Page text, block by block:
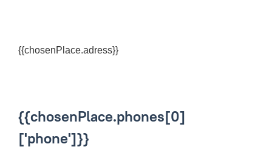
{{chosenPlace.phones[0]
['phone']}}
{{chosenPlace.adress}}